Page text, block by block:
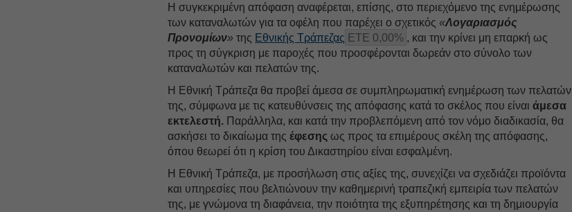
Η συγκεκριμένη απόφαση αναφέρεται, επίσης, στο περιεχόμενο της ενημέρωσης
των καταναλωτών για τα οφέλη που παρέχει ο σχετικός«Λογαριασμός
Προνομίων» της Εθνικής Τράπεζας ΕΤΕ 0,00% , και την κρίνει μη επαρκή ως
προς τη σύγκριση με παροχές που προσφέρονται δωρεάν στο σύνολο των
καταναλωτών και πελατών της.
Η Εθνική Τράπεζα θα προβεί άμεσα σε συμπληρωματική ενημέρωση των πελατών
της, σύμφωνα με τις κατευθύνσεις της απόφασης κατά το σκέλος που είναιάμεσα
εκτελεστή. Παράλληλα, και κατά την προβλεπόμενη από τον νόμο διαδικασία, θα
ασκήσει το δικαίωμα τηςέφεσης ως προς τα επιμέρους σκέλη της απόφασης,
όπου θεωρεί ότι η κρίση του Δικαστηρίου είναι εσφαλμένη.
Η Εθνική Τράπεζα, με προσήλωση στις αξίες της, συνεχίζει να σχεδιάζει προϊόντα
και υπηρεσίες που βελτιώνουν την καθημερινή τραπεζική εμπειρία των πελατών
της, με γνώμονα τη διαφάνεια, την ποιότητα της εξυπηρέτησης και τη δημιουργία